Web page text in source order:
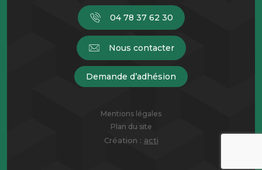
04 78 37 62 30
Nous contacter
Demande d’adhésion
Mentions légales
Plan du site
Création : acti